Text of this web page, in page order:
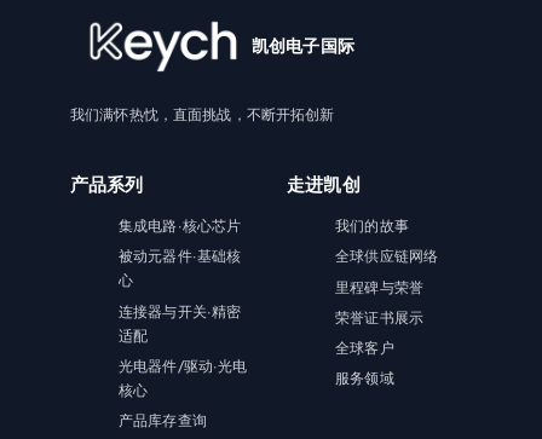
凯创电子国际
我们满怀热忱，直面挑战，不断开拓创新
产品系列
集成电路·核心芯片
被动元器件·基础核
心
连接器与开关·精密
适配
光电器件/驱动·光电
核心
产品库存查询
走进凯创
我们的故事
全球供应链网络
里程碑与荣誉
荣誉证书展示
全球客户
服务领域